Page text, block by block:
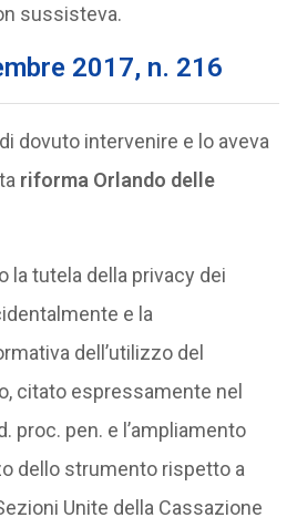
sussisteva.
2017, n. 216
dovuto intervenire e lo aveva
riforma Orlando delle
la tutela della privacy dei
e la
dell’utilizzo del
citato espressamente nel
proc. pen. e l’ampliamento
dello strumento rispetto a
Unite della Cassazione